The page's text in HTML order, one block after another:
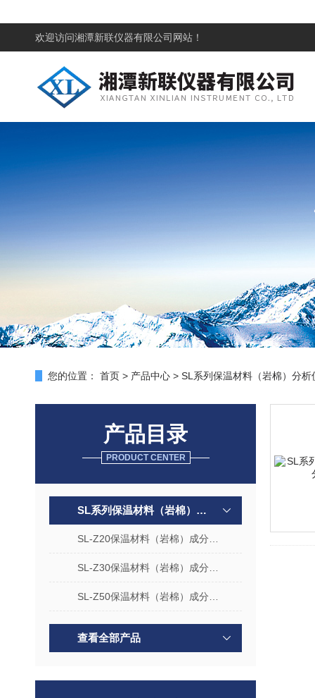
欢迎访问湘潭新联仪器有限公司网站！
您的位置： 首页 > 产品中心 > SL系列保温材料（岩棉）分析
产品目录
PRODUCT CENTER
SL系列保温材料（岩棉）分析仪
查看全部产品